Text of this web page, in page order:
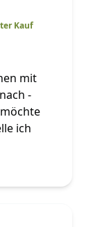
Kauf
mit
-
ich